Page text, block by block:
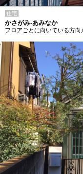
住宅
かさがみ-あみなか
フロアごとに向いている方向